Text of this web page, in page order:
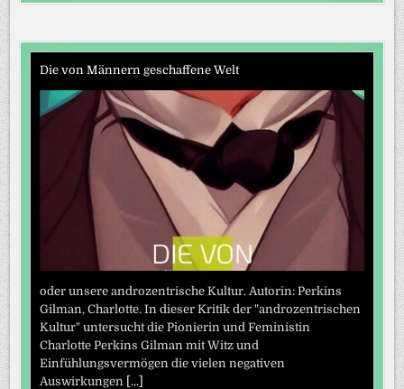
Die von Männern geschaffene Welt
oder unsere androzentrische Kultur. Autorin: Perkins
Gilman, Charlotte. In dieser Kritik der "androzentrischen
Kultur" untersucht die Pionierin und Feministin
Charlotte Perkins Gilman mit Witz und
Einfühlungsvermögen die vielen negativen
Auswirkungen
[...]